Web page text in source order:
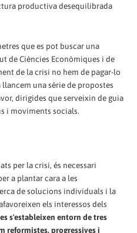
productiva desequilibrada
que es pot buscar una
de Ciències Econòmiques i de
de la crisi no hem de pagar-lo
una sèrie de propostes
dirigides que serveixin de guia
i moviments socials.
per la crisi, és necessari
a plantar cara a les
de solucions individuals i la
els interessos dels
s'estableixen entorn de tres
reformistes, progressives i